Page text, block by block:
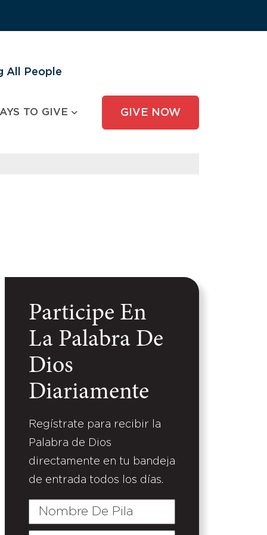
All People
TO GIVE GIVE NOW
Participe En
La Palabra De
Dios
Diariamente
Regístrate para recibir la
Palabra de Dios
directamente en tu bandeja
de entrada todos los días.
Nombre